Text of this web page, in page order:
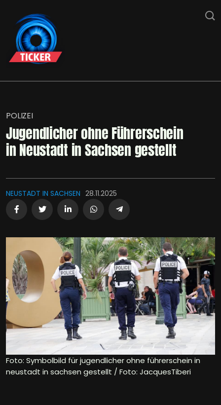
POLIZEI
Jugendlicher ohne Führerschein
in Neustadt in Sachsen gestellt
NEUSTADT IN SACHSEN 28.11.2025
Foto: Symbolbild für jugendlicher ohne führerschein in
neustadt in sachsen gestellt / Foto: JacquesTiberi